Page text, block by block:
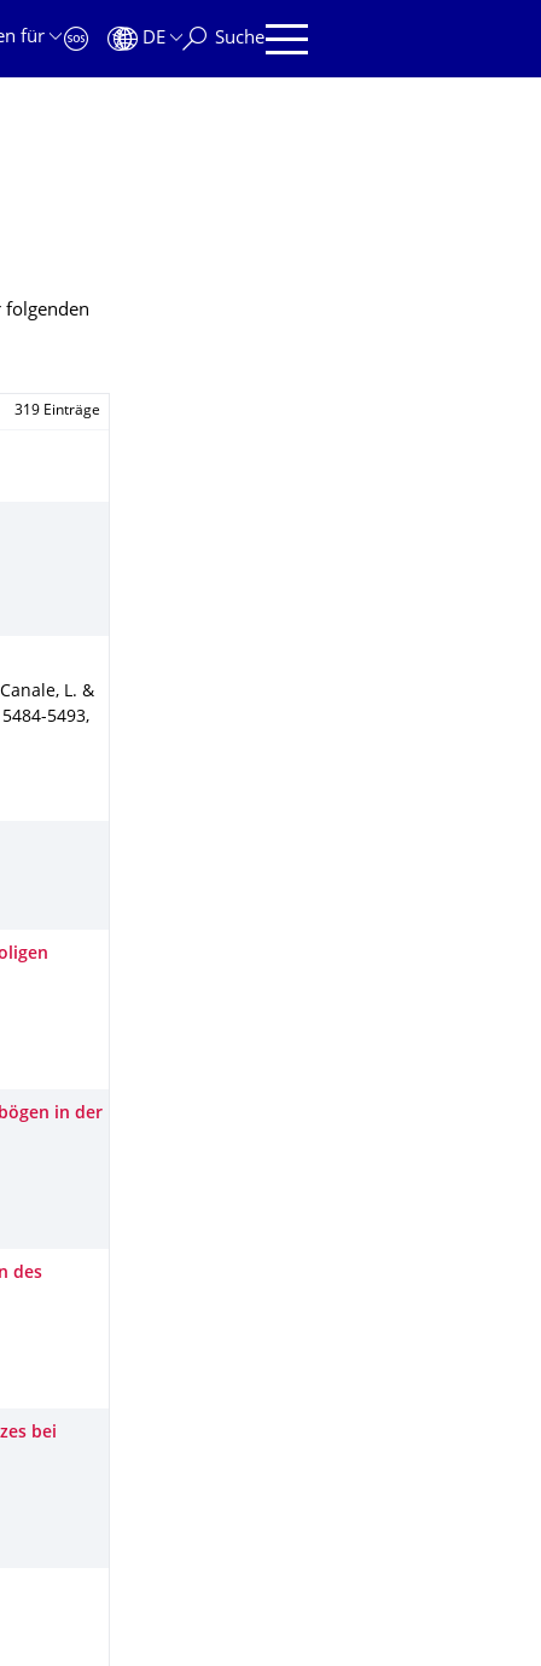
für DE Suche
folgenden
319 Einträge
L. &
5484-5493,
in der
des
bei